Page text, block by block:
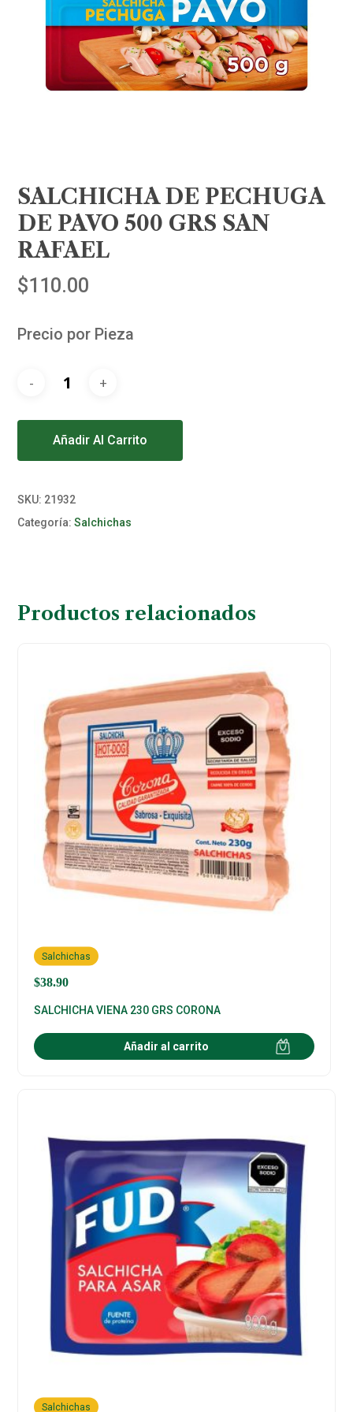
SALCHICHA DE PECHUGA
DE PAVO 500 GRS SAN
RAFAEL
$110.00
Precio por Pieza
Añadir Al Carrito
SKU: 21932
Categoría:Salchichas
Productos relacionados
$38.90
Salchichas
SALCHICHA VIENA 230 GRS CORONA
Añadir al carrito
Salchichas